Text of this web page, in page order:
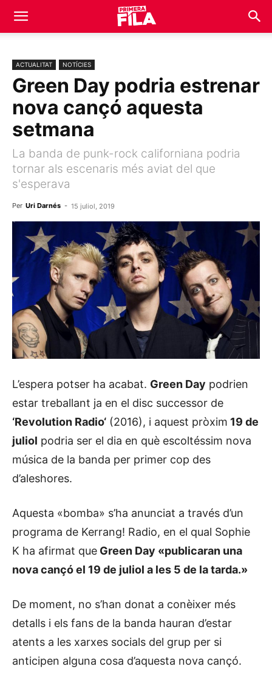
ACTUALITAT NOTÍCIES
Green Day podria estrenar
nova cançó aquesta
setmana
La banda de punk-rock californiana podria
tornar als escenaris més aviat del que
s'esperava
Per Uri Darnés - 15 juliol, 2019
L’espera potser ha acabat. Green Day podrien
estar treballant ja en el disc successor de
‘Revolution Radio‘ (2016), i aquest pròxim 19 de
juliol podria ser el dia en què escoltéssim nova
música de la banda per primer cop des
d’aleshores.
Aquesta «bomba» s’ha anunciat a través d’un
programa de Kerrang! Radio, en el qual Sophie
K ha afirmat que Green Day «publicaran una
nova cançó el 19 de juliol a les 5 de la tarda.»
De moment, no s’han donat a conèixer més
detalls i els fans de la banda hauran d’estar
atents a les xarxes socials del grup per si
anticipen alguna cosa d’aquesta nova cançó.